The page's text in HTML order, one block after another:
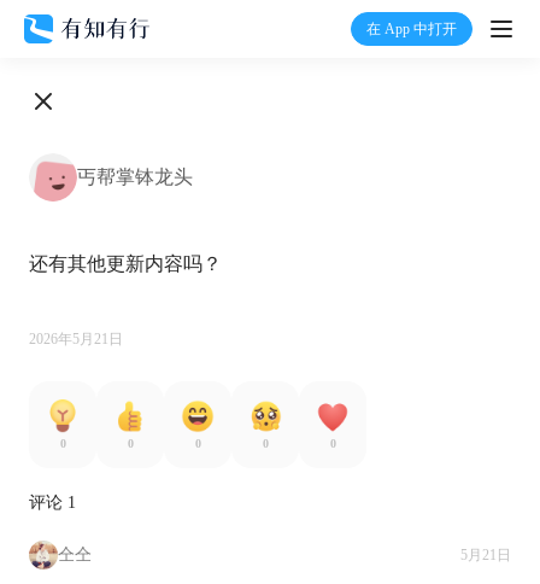
在 App 中打开
打
加入我们
丐帮掌钵龙头
还有其他更新内容吗？
2026年5月21日
0 0 0 0 0
评论 1
仝仝 5月21日